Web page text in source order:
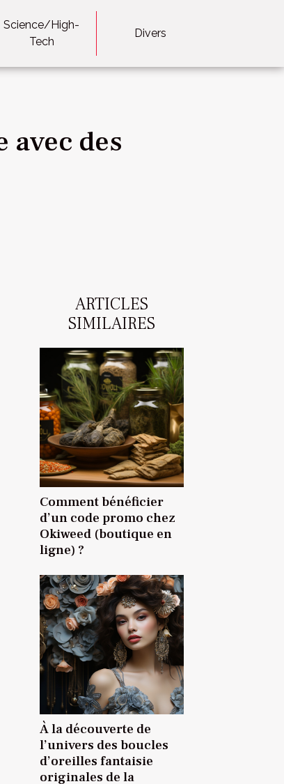
Science/High-
Tech
Divers
des
ARTICLES
SIMILAIRES
Comment bénéficier
d’un code promo chez
Okiweed (boutique en
ligne) ?
À la découverte de
l’univers des boucles
d’oreilles fantaisie
originales de la